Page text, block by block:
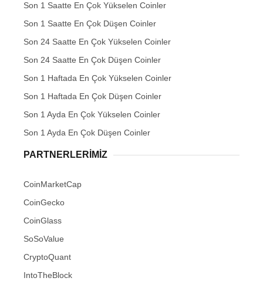
Son 1 Saatte En Çok Yükselen Coinler
Son 1 Saatte En Çok Düşen Coinler
Son 24 Saatte En Çok Yükselen Coinler
Son 24 Saatte En Çok Düşen Coinler
Son 1 Haftada En Çok Yükselen Coinler
Son 1 Haftada En Çok Düşen Coinler
Son 1 Ayda En Çok Yükselen Coinler
Son 1 Ayda En Çok Düşen Coinler
PARTNERLERIMIZ
CoinMarketCap
CoinGecko
CoinGlass
SoSoValue
CryptoQuant
IntoTheBlock